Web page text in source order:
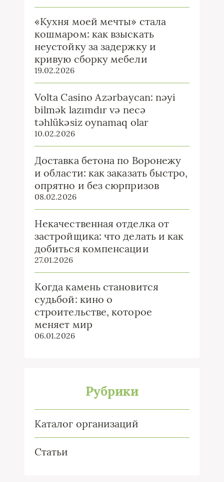
«Кухня моей мечты» стала
кошмаром: как взыскать
неустойку за задержку и
кривую сборку мебели
19.02.2026
Volta Casino Azərbaycan: nəyi
bilmək lazımdır və necə
təhlükəsiz oynamaq olar
10.02.2026
Доставка бетона по Воронежу
и области: как заказать быстро,
опрятно и без сюрпризов
08.02.2026
Некачественная отделка от
застройщика: что делать и как
добиться компенсации
27.01.2026
Когда камень становится
судьбой: кино о
строительстве, которое
меняет мир
06.01.2026
Рубрики
Каталог организаций
Статьи